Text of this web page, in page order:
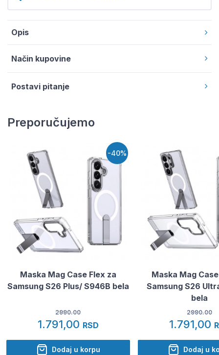
Opis
Način kupovine
Postavi pitanje
Preporučujemo
-40%
Maska Mag Case Flex za
Samsung S26 Plus/ S946B bela
2990.00
1.791,00 RSD
Dodaj u korpu
Maska Mag
Samsung S26
bela
2990.00
1.791,00
Dodaj u